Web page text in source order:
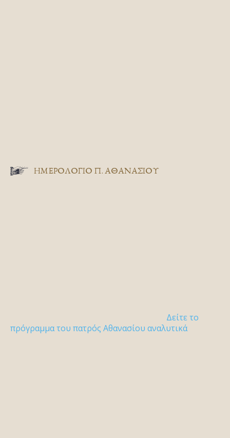
ΗΜΕΡΟΛΟΓΙΟ Π. ΑΘΑΝΑΣΙΟΥ
Δείτε το
πρόγραμμα του πατρός Αθανασίου αναλυτικά